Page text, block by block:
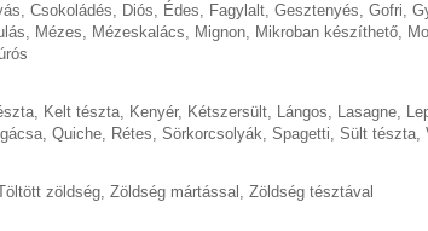
, Csokoládés, Diós, Édes, Fagylalt, Gesztenyés, Gofri,
, Mézes, Mézeskalács, Mignon, Mikroban készíthető,
, Kelt tészta, Kenyér, Kétszersült, Lángos, Lasagne,
, Quiche, Rétes, Sörkorcsolyák, Spagetti, Sült tészta,
zöldség, Zöldség mártással , Zöldség tésztával